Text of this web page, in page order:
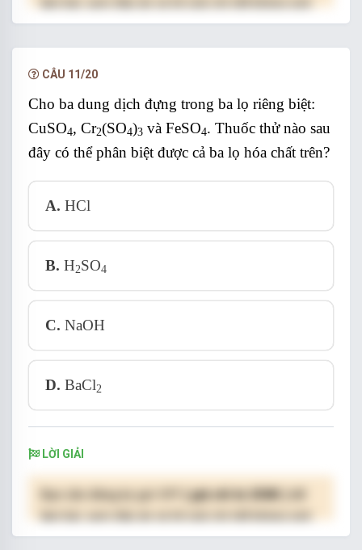
hạn.
CÂU 11/20
Cho ba dung dịch đựng trong ba lọ riêng biệt:
CuSO4, Cr2(SO4)3 và FeSO4. Thuốc thử nào sau
đây có thể phân biệt được cả ba lọ hóa chất trên?
A. HCl
B. H2SO4
C. NaOH
D. BaCl2
LỜI GIẢI
( giá chỉ từ 250K )
hạn.